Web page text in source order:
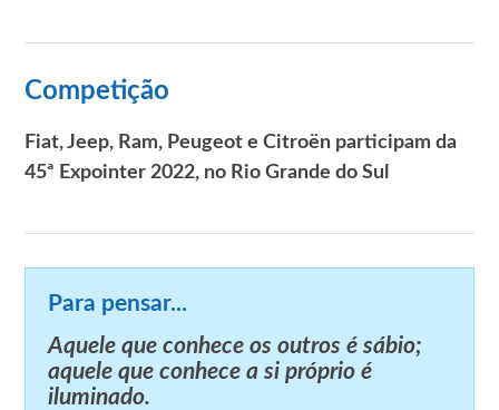
Competição
Fiat, Jeep, Ram, Peugeot e Citroën participam da
45ª Expointer 2022, no Rio Grande do Sul
Para pensar...
Aquele que conhece os outros é sábio;
aquele que conhece a si próprio é
iluminado.